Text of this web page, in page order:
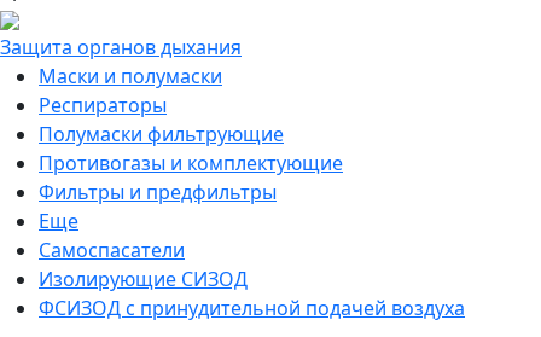
Защита органов дыхания
Маски и полумаски
Респираторы
Полумаски фильтрующие
Противогазы и комплектующие
Фильтры и предфильтры
Еще
Самоспасатели
Изолирующие СИЗОД
ФСИЗОД с принудительной подачей воздуха